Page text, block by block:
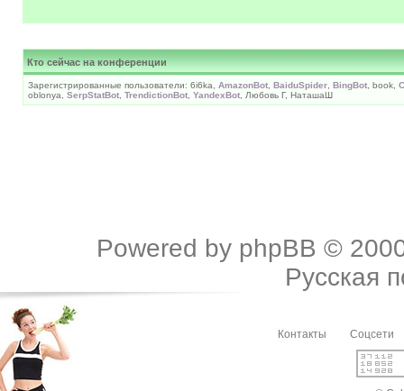
Кто сейчас на конференции
Зарегистрированные пользователи: 6i6ka, AmazonBot BaiduSpider BingBot , book,
oblonya, SerpStatBot TrendictionBot YandexBot , Любовь Г, НаташаШ
Powered by phpBB ©
Русская
Контакты Соцсети